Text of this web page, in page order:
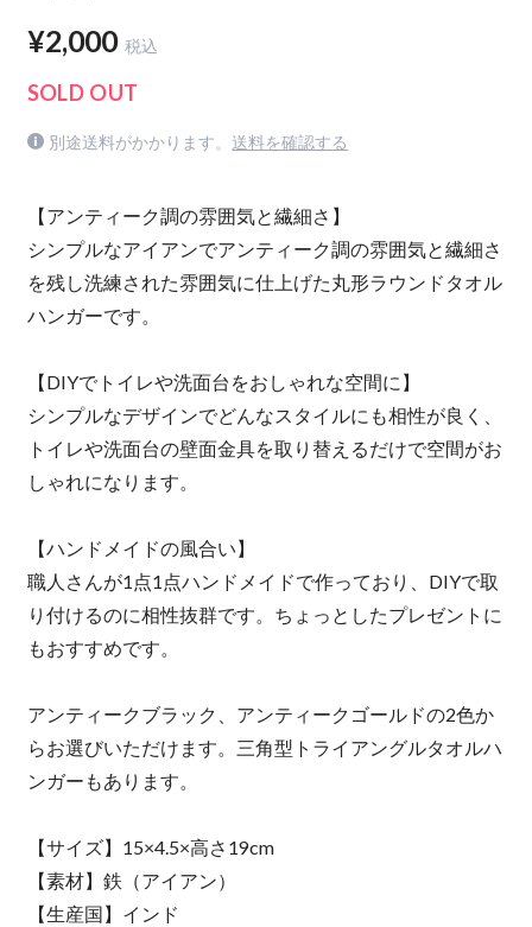
¥2,000 税込
SOLD OUT
別途送料がかかります。 送料を確認する
【アンティーク調の雰囲気と繊細さ】
シンプルなアイアンでアンティーク調の雰囲気と繊細さ
を残し洗練された雰囲気に仕上げた丸形ラウンドタオル
ハンガーです。
【DIYでトイレや洗面台をおしゃれな空間に】
シンプルなデザインでどんなスタイルにも相性が良く、
トイレや洗面台の壁面金具を取り替えるだけで空間がお
しゃれになります。
【ハンドメイドの風合い】
職人さんが1点1点ハンドメイドで作っており、DIYで取
り付けるのに相性抜群です。ちょっとしたプレゼントに
もおすすめです。
アンティークブラック、アンティークゴールドの2色か
らお選びいただけます。三角型トライアングルタオルハ
ンガーもあります。
【サイズ】15×4.5×高さ19cm
【素材】鉄（アイアン）
【生産国】インド